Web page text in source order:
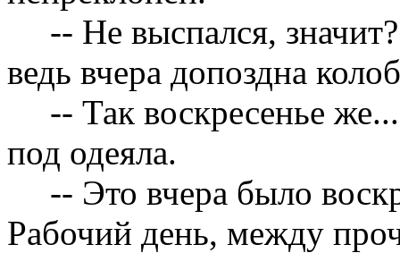
-- Не выспался,
ведь вчера допоздна
-- Так воскресенье
под одеяла.
-- Это вчера было
Рабочий день, между